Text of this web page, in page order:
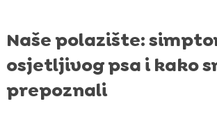
Naše polazište:
osjetljivog psa i kako
prepoznali